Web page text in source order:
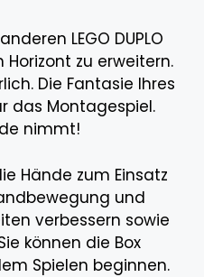
LEGO DUPLO
Horizont zu erweitern.
Die Fantasie Ihres
das Montagespiel.
nimmt!
Hände zum Einsatz
und
verbessern sowie
können die Box
Spielen beginnen.